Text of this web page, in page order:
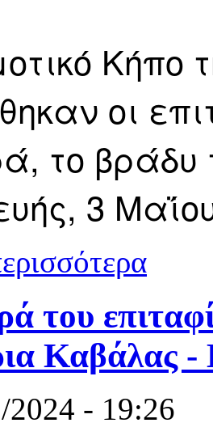
Κήπο
οι
το
3
του
Καβάλας -
- 19:26